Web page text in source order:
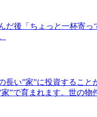
だ後「ちょっと一杯寄
い”家”に投資するこ
”で育まれます。世の物